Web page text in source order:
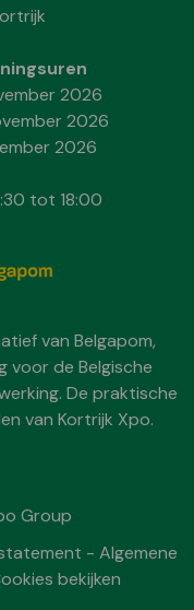
2026
2026
2026
tot 18:00
van Belgapom,
voor de Belgische
De praktische
van Kortrijk Xpo.
Group
- Algemene
bekijken